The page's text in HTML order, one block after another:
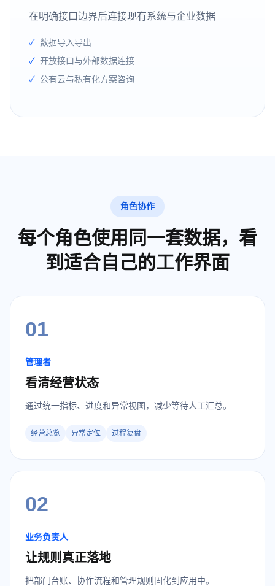
在明确接口边界后连接现有系统与企业数据
数据导入导出
开放接口与外部数据连接
公有云与私有化方案咨询
角色协作
每个角色使用同一套数据，看
到适合自己的工作界面
01
管理者
看清经营状态
通过统一指标、进度和异常视图，减少等待人工汇总。
经营总览 异常定位 过程复盘
02
业务负责人
让规则真正落地
把部门台账、协作流程和管理规则固化到应用中。